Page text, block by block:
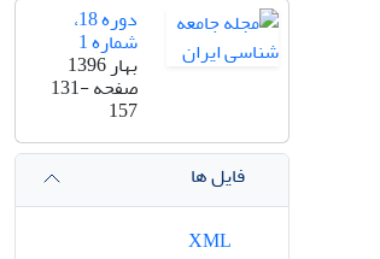
دوره 18،
شماره 1
بهار 1396
صفحه131-
157
فایل ها